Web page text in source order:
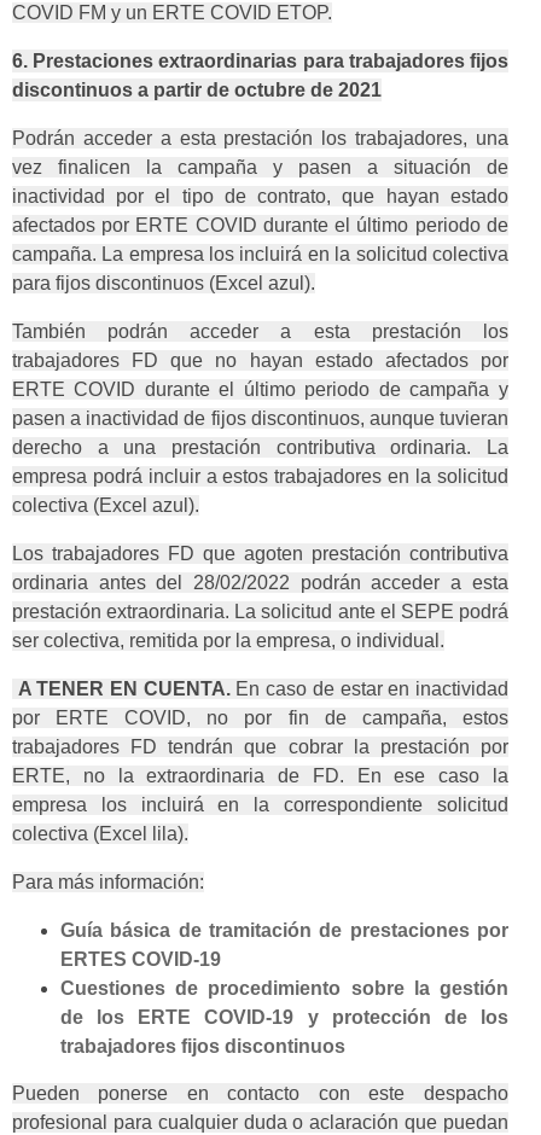
COVID FM y un ERTE COVID ETOP.
6. Prestaciones extraordinarias para trabajadores fijos
discontinuos a partir de octubre de 2021
Podrán acceder a esta prestación los trabajadores, una
vez finalicen la campaña y pasen a situación de
inactividad por el tipo de contrato, que hayan estado
afectados por ERTE COVID durante el último periodo de
campaña. La empresa los incluirá en la solicitud colectiva
para fijos discontinuos (Excel azul).
También podrán acceder a esta prestación los
trabajadores FD que no hayan estado afectados por
ERTE COVID durante el último periodo de campaña y
pasen a inactividad de fijos discontinuos, aunque tuvieran
derecho a una prestación contributiva ordinaria. La
empresa podrá incluir a estos trabajadores en la solicitud
colectiva (Excel azul).
Los trabajadores FD que agoten prestación contributiva
ordinaria antes del 28/02/2022 podrán acceder a esta
prestación extraordinaria. La solicitud ante el SEPE podrá
ser colectiva, remitida por la empresa, o individual.
A TENER EN CUENTA.En caso de estar en inactividad
por ERTE COVID, no por fin de campaña, estos
trabajadores FD tendrán que cobrar la prestación por
ERTE, no la extraordinaria de FD. En ese caso la
empresa los incluirá en la correspondiente solicitud
colectiva (Excel lila).
Para más información:
Guía básica de tramitación de prestaciones por
ERTES COVID-19
Cuestiones de procedimiento sobre la gestión
de los ERTE COVID-19 y protección de los
trabajadores fijos discontinuos
Pueden ponerse en contacto con este despacho
profesional para cualquier duda o aclaración que puedan